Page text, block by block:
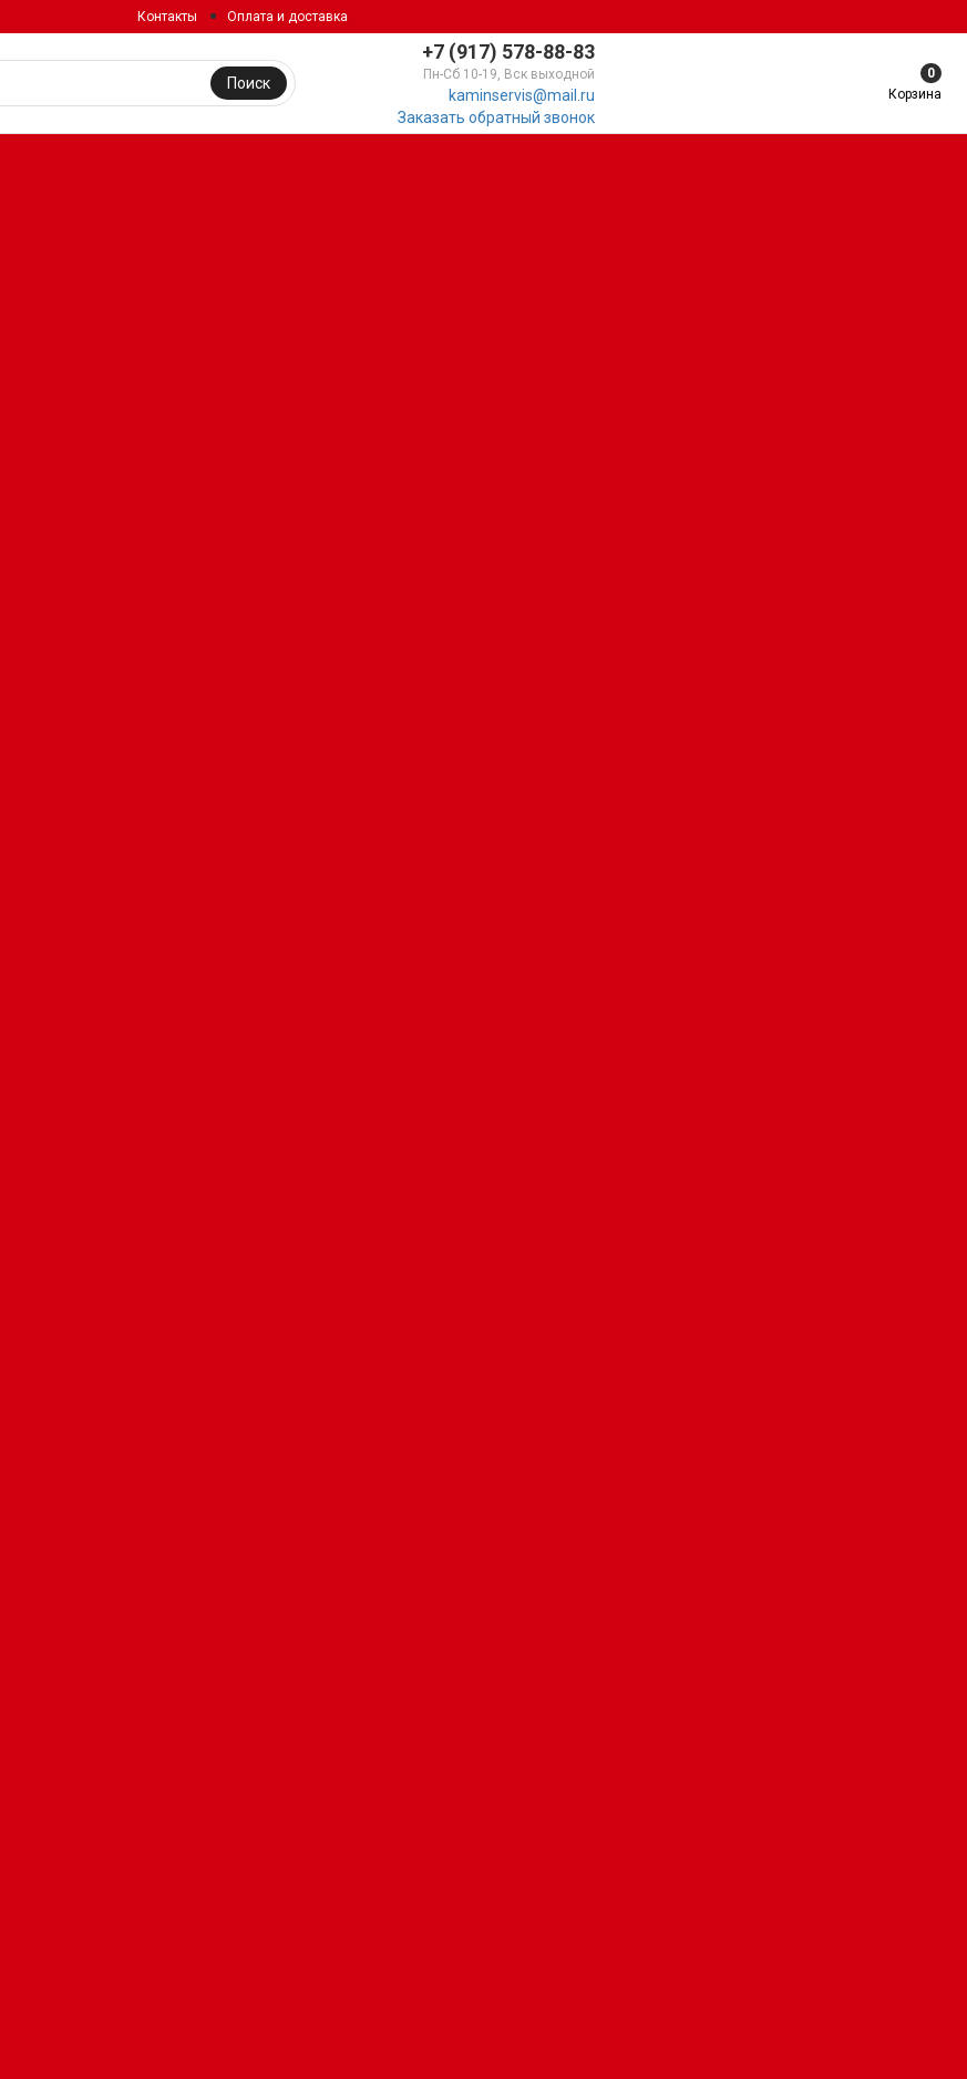
Контакты Оплата и доставка
+7 (917) 578-88-83
Пн-Сб 10-19, Вск выходной
kaminservis@mail.ru
Заказать обратный звонок
Поиск
0
Корзина